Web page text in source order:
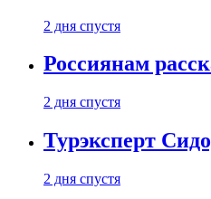
2 дня спустя
Россиянам
2 дня спустя
Турэксперт
2 дня спустя